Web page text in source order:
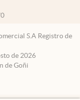
S.A Registro de
de 2026
de Goñi